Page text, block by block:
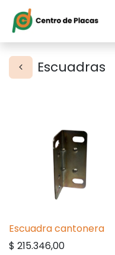
Escuadras
Escuadra cantonera
$ 215.346,00